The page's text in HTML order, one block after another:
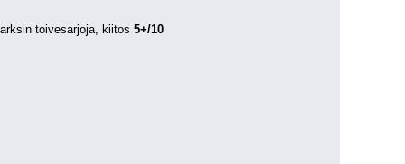
toivesarjoja, kiitos 5+/10